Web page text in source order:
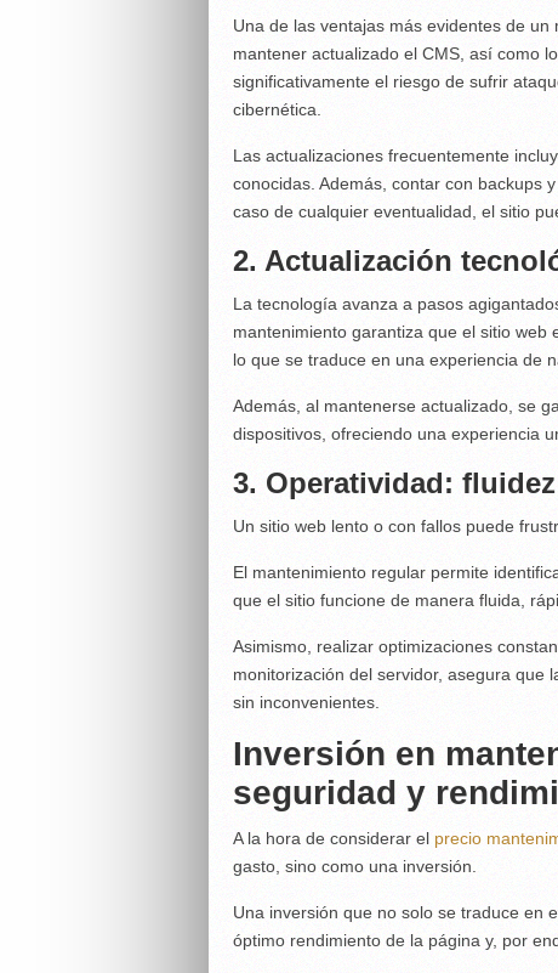
Una de las ventajas más evidentes de
mantener actualizado el CMS, así como
significativamente el riesgo de sufrir
cibernética.
Las actualizaciones frecuentemente
conocidas. Además, contar con backups
caso de cualquier eventualidad, el sitio
2. Actualización
La tecnología avanza a pasos
mantenimiento garantiza que el sitio web
lo que se traduce en una experiencia de
Además, al mantenerse actualizado, se
dispositivos, ofreciendo una experiencia
3. Operatividad:
Un sitio web lento o con fallos puede
El mantenimiento regular permite
que el sitio funcione de manera fluida,
Asimismo, realizar optimizaciones
monitorización del servidor, asegura que
sin inconvenientes.
Inversión en
seguridad y
A la hora de considerar el precio
gasto, sino como una inversión.
Una inversión que no solo se traduce en
óptimo rendimiento de la página y, por